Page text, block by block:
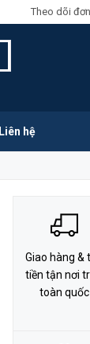
Theo dõi
Liên hệ
Giao hàng &
tiền tận nơi
toàn quốc